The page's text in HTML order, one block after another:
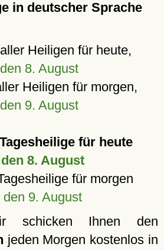
in deutscher Sprache
Heiligen für heute,
den 8. August
Heiligen für morgen,
den 9. August
für heute
8. August
für morgen
den 9. August
schicken Ihnen den
jeden Morgen kostenlos in